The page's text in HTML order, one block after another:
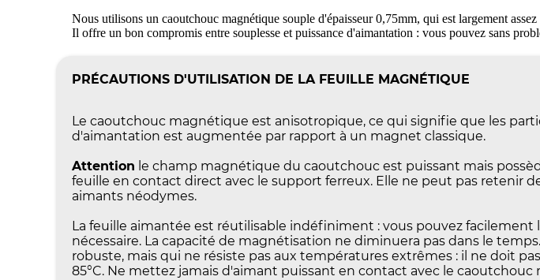
Nous utilisons un caoutchouc magnétique souple d'épaisseur 0,75mm, qui est largement
Il offre un bon compromis entre souplesse et puissance d'aimantation : vous pouvez sans
PRÉCAUTIONS D'UTILISATION DE LA FEUILLE MAGNÉTIQUE
Le caoutchouc magnétique est anisotropique, ce qui signifie que les
d'aimantation est augmentée par rapport à un magnet classique.
Attention le champ magnétique du caoutchouc est puissant mais
feuille en contact direct avec le support ferreux. Elle ne peut pas retenir
aimants néodymes.
La feuille aimantée est réutilisable indéfiniment : vous pouvez
nécessaire. La capacité de magnétisation ne diminuera pas dans le
robuste, mais qui ne résiste pas aux températures extrêmes : il ne doit
85°C. Ne mettez jamais d'aimant puissant en contact avec le